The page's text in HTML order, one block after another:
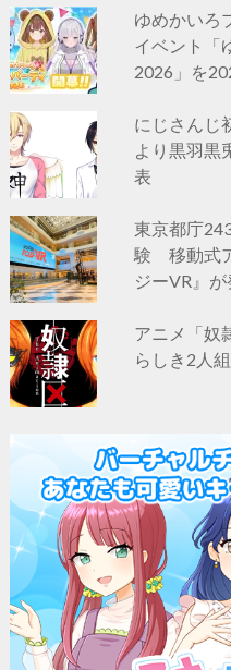
ゆめかいろ
イベント「
2026」を
にじさんじ
より黒羽黒
表
東京都庁
験 移動式
ジーVR』が
アニメ「奴
らしき2人